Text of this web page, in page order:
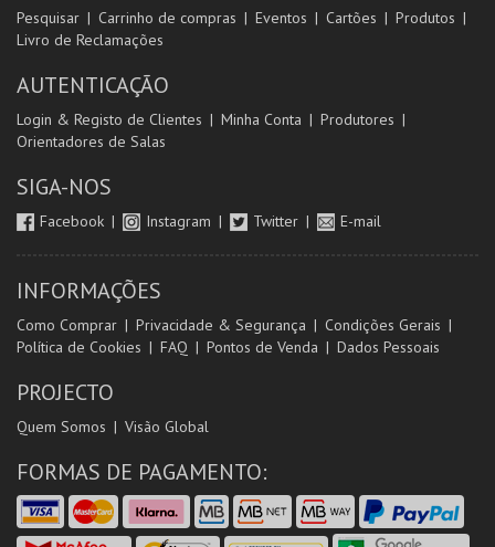
Pesquisar Carrinho de compras Eventos Cartões
Produtos
Livro de Reclamações
AUTENTICAÇÃO
Login & Registo de Clientes Minha Conta
Produtores
Orientadores de Salas
SIGA-NOS
Facebook Instagram Twitter E-mail
INFORMAÇÕES
Como Comprar Privacidade & Segurança
Condições Gerais
Política de Cookies
FAQ Pontos de Venda Dados Pessoais
PROJECTO
Quem Somos Visão Global
FORMAS DE PAGAMENTO: